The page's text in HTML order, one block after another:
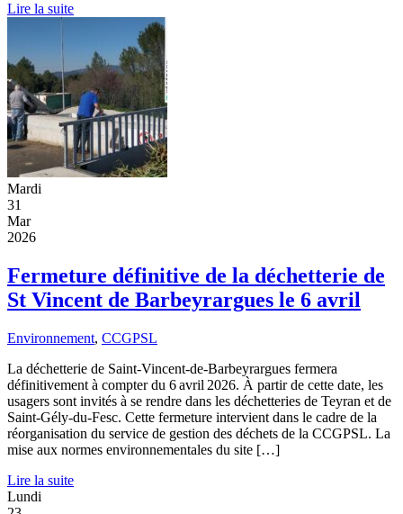
Lire la suite
Mardi
31
Mar
2026
Fermeture définitive de la déchetterie de
St Vincent de Barbeyrargues le 6 avril
Environnement, CCGPSL
La déchetterie de Saint-Vincent-de-Barbeyrargues fermera
définitivement à compter du 6 avril 2026. À partir de cette date, les
usagers sont invités à se rendre dans les déchetteries de Teyran et de
Saint-Gély-du-Fesc. Cette fermeture intervient dans le cadre de la
réorganisation du service de gestion des déchets de la CCGPSL. La
mise aux normes environnementales du site […]
Lire la suite
Lundi